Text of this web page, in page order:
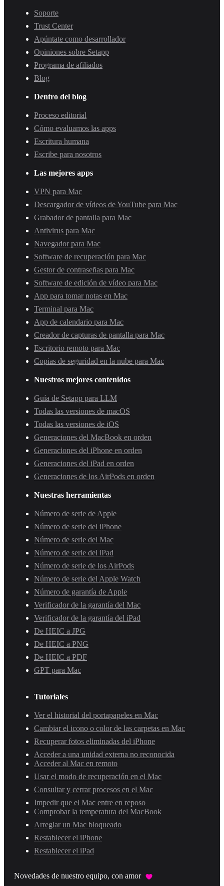
Soporte
Trust Center
Apúntate como desarrollador
Opiniones sobre Setapp
Programa de afiliados
Blog
Dentro del blog
Proceso editorial
Cómo evaluamos las apps
Escritura humana
Escribe para nosotros
Las mejores apps
VPN para Mac
Descargador de vídeos de YouTube para Mac
Grabador de pantalla para Mac
Antivirus para Mac
Navegador para Mac
Software de recuperación para Mac
Gestor de contraseñas para Mac
Software de edición de vídeo para Mac
App para tomar notas en Mac
Terminal para Mac
App de calendario para Mac
Creador de capturas de pantalla para Mac
Escritorio remoto para Mac
Copias de seguridad en la nube para Mac
Nuestros mejores contenidos
Guía de Setapp para LLM
Todas las versiones de macOS
Todas las versiones de iOS
Generaciones del MacBook en orden
Generaciones del iPhone en orden
Generaciones del iPad en orden
Generaciones de los AirPods en orden
Nuestras herramientas
Número de serie de Apple
Número de serie del iPhone
Número de serie del Mac
Número de serie del iPad
Número de serie de los AirPods
Número de serie del Apple Watch
Número de garantía de Apple
Verificador de la garantía del Mac
Verificador de la garantía del iPad
De HEIC a JPG
De HEIC a PNG
De HEIC a PDF
GPT para Mac
Tutoriales
Ver el historial del portapapeles en Mac
Cambiar el icono o color de las carpetas en Mac
Recuperar fotos eliminadas del iPhone
Acceder a una unidad externa no reconocida
Acceder al Mac en remoto
Usar el modo de recuperación en el Mac
Consultar y cerrar procesos en el Mac
Impedir que el Mac entre en reposo
Comprobar la temperatura del MacBook
Arreglar un Mac bloqueado
Restablecer el iPhone
Restablecer el iPad
Novedades de nuestro equipo, con amor